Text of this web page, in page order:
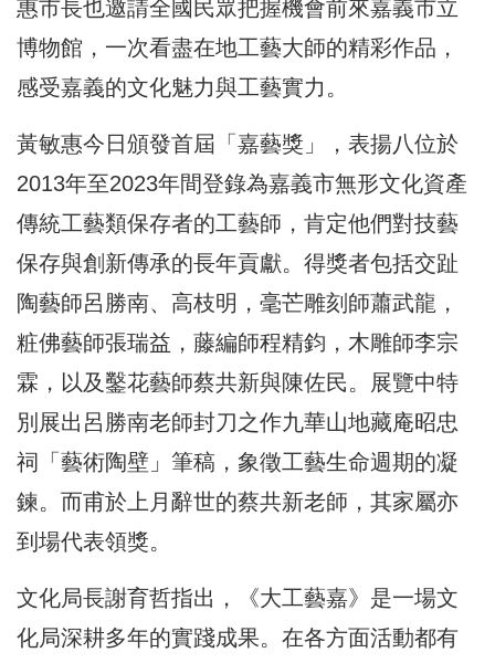
惠市長也邀請全國民眾把握機會前來嘉義市立
博物館，一次看盡在地工藝大師的精彩作品，
感受嘉義的文化魅力與工藝實力。
黃敏惠今日頒發首屆「嘉藝獎」，表揚八位於
2013年至2023年間登錄為嘉義市無形文化資產
傳統工藝類保存者的工藝師，肯定他們對技藝
保存與創新傳承的長年貢獻。得獎者包括交趾
陶藝師呂勝南、高枝明，毫芒雕刻師蕭武龍，
粧佛藝師張瑞益，藤編師程精鈞，木雕師李宗
霖，以及鑿花藝師蔡共新與陳佐民。展覽中特
別展出呂勝南老師封刀之作九華山地藏庵昭忠
祠「藝術陶壁」筆稿，象徵工藝生命週期的凝
鍊。而甫於上月辭世的蔡共新老師，其家屬亦
到場代表領獎。
文化局長謝育哲指出，《大工藝嘉》是一場文
化局深耕多年的實踐成果。在各方面活動都有